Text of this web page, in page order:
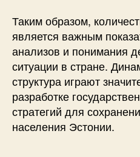
Таким образом,
является важным
анализов и понимания
ситуации в стране.
структура играют
разработке
стратегий для
населения Эстонии.